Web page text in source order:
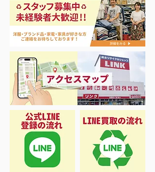
夏に向けて冷凍庫！大量
品揃え❗️